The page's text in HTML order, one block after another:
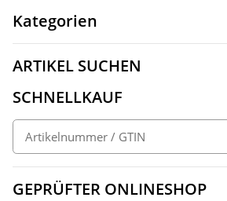
Kategorien
ARTIKEL SUCHEN
SCHNELLKAUF
GEPRÜFTER ONLINESHOP